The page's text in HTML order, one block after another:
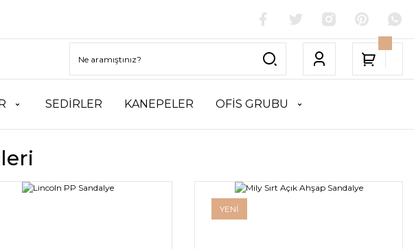
SEDİRLER KANEPELER OFİS GRUBU
YENİ